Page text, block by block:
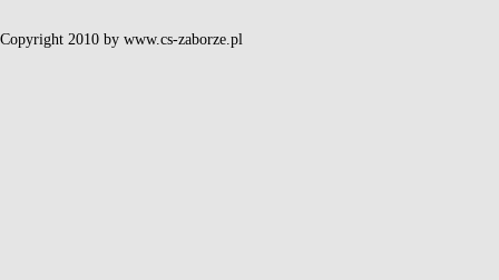
Copyright 2010 by www.cs-zaborze.pl